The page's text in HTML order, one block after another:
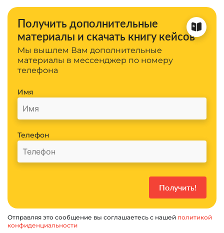
Получить дополнительные
материалы и скачать книгу кейсов
Мы вышлем Вам дополнительные
материалы в мессенджер по номеру
телефона
Имя
Телефон
Отправляя это сообщение вы соглашаетесь с нашей политикой
конфиденциальности